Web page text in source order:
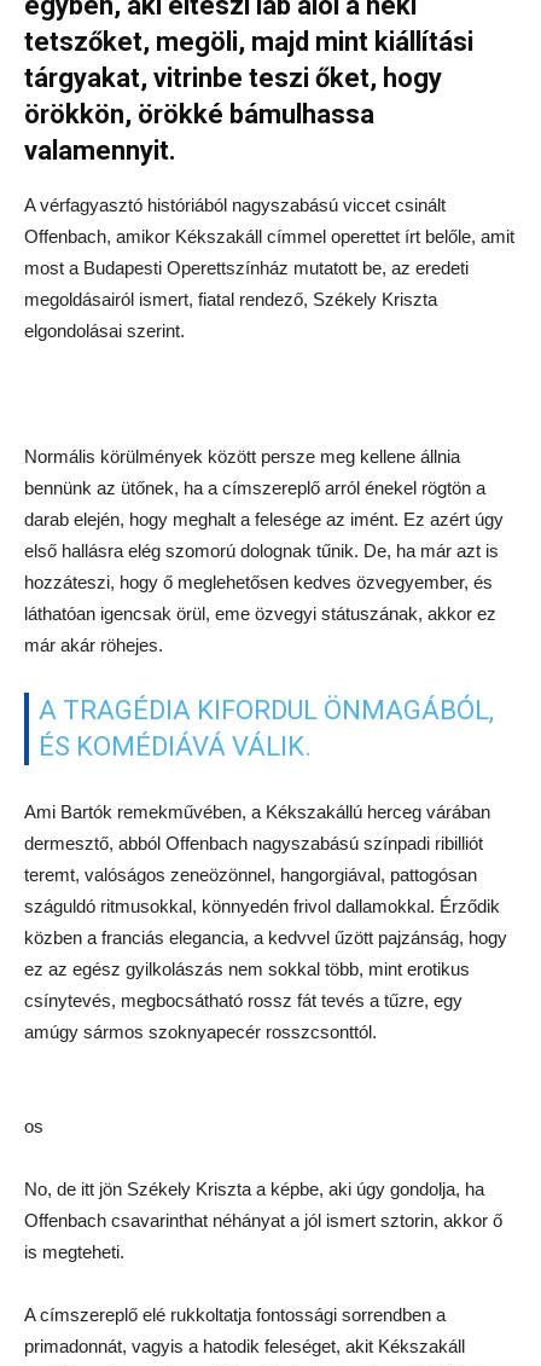
tetszőket, megöli, majd mint kiállítási
tárgyakat, vitrinbe teszi őket, hogy
örökkön, örökké bámulhassa
valamennyit.
A vérfagyasztó históriából nagyszabású viccet csinált
Offenbach, amikor Kékszakáll címmel operettet írt belőle, amit
most a Budapesti Operettszínház mutatott be, az eredeti
megoldásairól ismert, fiatal rendező, Székely Kriszta
elgondolásai szerint.
Normális körülmények között persze meg kellene állnia
bennünk az ütőnek, ha a címszereplő arról énekel rögtön a
darab elején, hogy meghalt a felesége az imént. Ez azért úgy
első hallásra elég szomorú dolognak tűnik. De, ha már azt is
hozzáteszi, hogy ő meglehetősen kedves özvegyember, és
láthatóan igencsak örül, eme özvegyi státuszának, akkor ez
már akár röhejes.
A TRAGÉDIA KIFORDUL ÖNMAGÁBÓL,
ÉS KOMÉDIÁVÁ VÁLIK.
Ami Bartók remekművében, a Kékszakállú herceg várában
dermesztő, abból Offenbach nagyszabású színpadi ribilliót
teremt, valóságos zeneözönnel, hangorgiával, pattogósan
száguldó ritmusokkal, könnyedén frivol dallamokkal. Érződik
közben a franciás elegancia, a kedvvel űzött pajzánság, hogy
ez az egész gyilkolászás nem sokkal több, mint erotikus
csínytevés, megbocsátható rossz fát tevés a tűzre, egy
amúgy sármos szoknyapecér rosszcsonttól.
os
No, de itt jön Székely Kriszta a képbe, aki úgy gondolja, ha
Offenbach csavarinthat néhányat a jól ismert sztorin, akkor ő
is megteheti.
A címszereplő elé rukkoltatja fontossági sorrendben a
primadonnát, vagyis a hatodik feleséget, akit Kékszakáll